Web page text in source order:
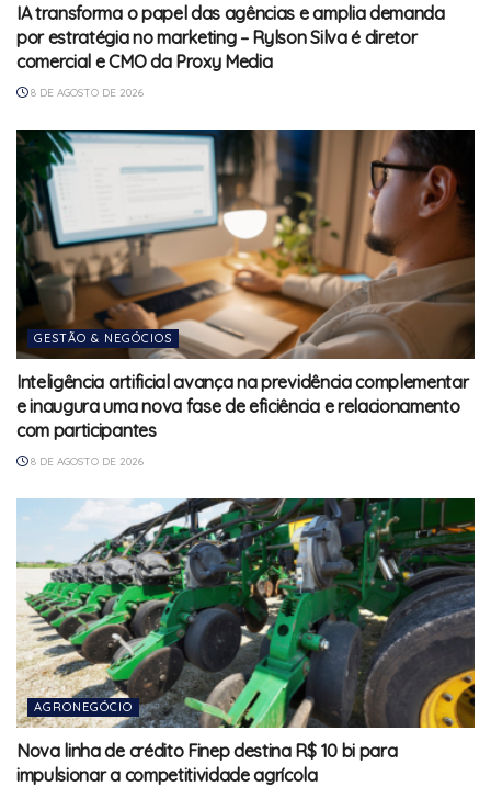
IA transforma o papel das agências e amplia demanda
por estratégia no marketing – Rylson Silva é diretor
comercial e CMO da Proxy Media
8 DE AGOSTO DE 2026
GESTÃO & NEGÓCIOS
Inteligência artificial avança na previdência complementar
e inaugura uma nova fase de eficiência e relacionamento
com participantes
8 DE AGOSTO DE 2026
AGRONEGÓCIO
Nova linha de crédito Finep destina R$ 10 bi para
impulsionar a competitividade agrícola